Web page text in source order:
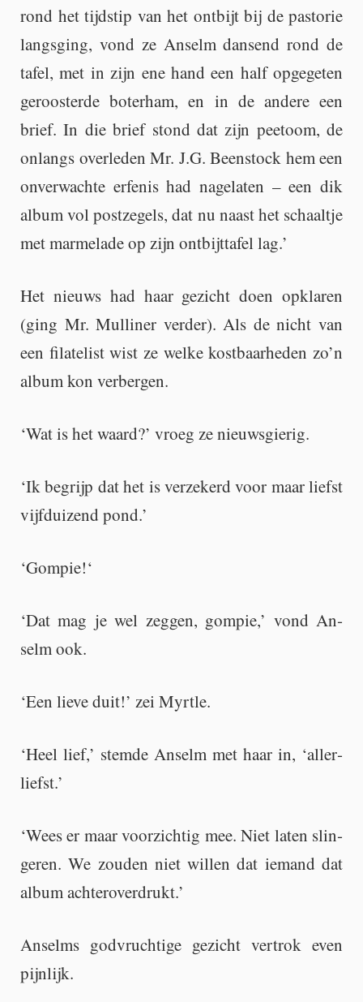
rond het tijd­stip van het ont­bijt bij de pas­to­rie
langs­ging, vond ze An­selm dan­send rond de
tafel, met in zijn ene hand een half op­ge­ge­ten
ge­roos­ter­de bo­ter­ham, en in de an­de­re een
brief. In die brief stond dat zijn peet­oom, de
on­langs over­le­den Mr. J.G. Beenstock hem een
on­ver­wach­te er­fe­nis had na­ge­la­ten – een dik
album vol post­ze­gels, dat nu naast het schaal­tje
met mar­me­la­de op zijn ont­bijt­ta­fel lag.’
Het nieuws had haar ge­zicht doen op­kla­ren
(ging Mr. Mul­li­ner ver­der). Als de nicht van
een fi­la­te­list wist ze welke kost­baar­he­den zo’n
album kon ver­ber­gen.
‘Wat is het waard?’ vroeg ze nieuws­gie­rig.
‘Ik be­grijp dat het is ver­ze­kerd voor maar liefst
vijf­dui­zend pond.’
‘Gom­pie!‘
‘Dat mag je wel zeg­gen, gom­pie,’ vond An­
selm ook.
‘Een lieve duit!’ zei Myrt­le.
‘Heel lief,’ stem­de An­selm met haar in, ‘al­ler­
liefst.’
‘Wees er maar voor­zich­tig mee. Niet laten slin­
ge­ren. We zou­den niet wil­len dat ie­mand dat
album ach­ter­over­drukt.’
An­selms god­vruch­ti­ge ge­zicht ver­trok even
pijn­lijk.